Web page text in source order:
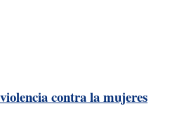
contra la mujeres